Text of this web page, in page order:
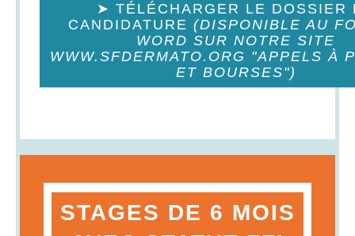
➤ TÉLÉCHARGER LE DOSSIER
CANDIDATURE (DISPONIBLE AU
WORD SUR NOTRE SITE
WWW.SFDERMATO.ORG "APPELS À
ET BOURSES")
STAGES DE 6 MOIS